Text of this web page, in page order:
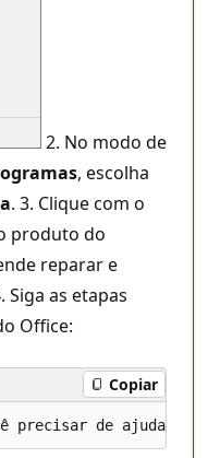
2. No modo de
, escolha
. 3. Clique com o
produto do
reparar e
Siga as etapas
Office:
Copiar